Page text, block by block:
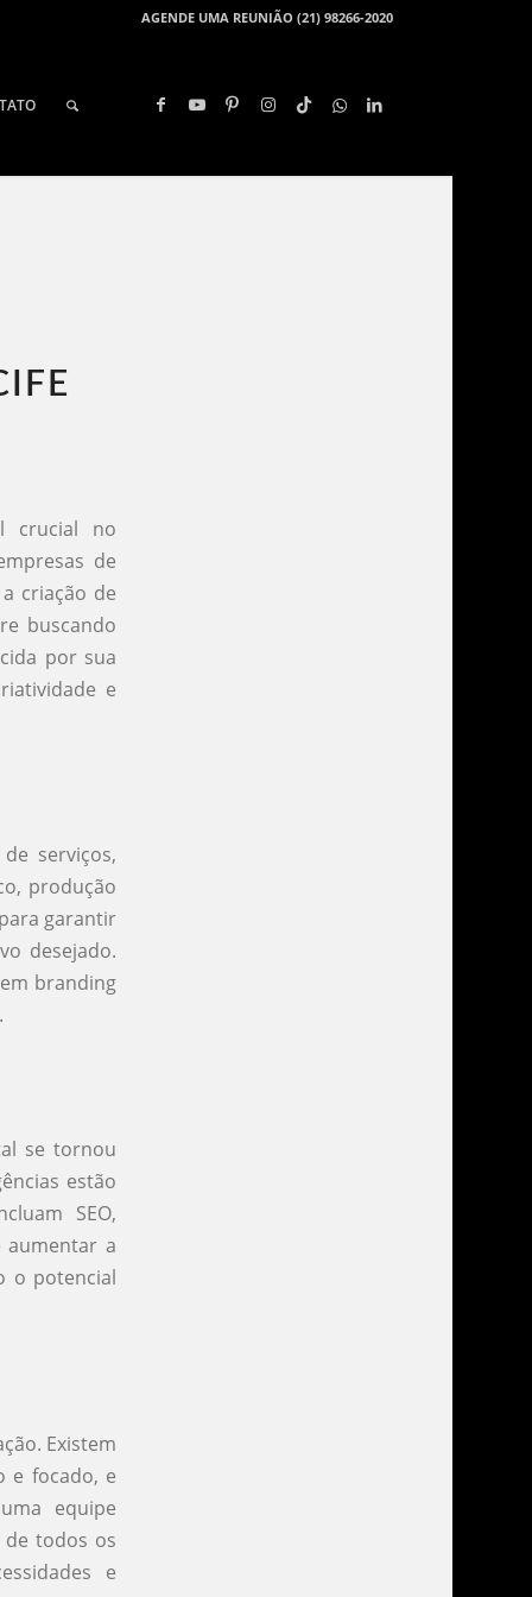
AGENDE UMA REUNIÃO (21) 98266-2020
crucial no
de
criação de
buscando
por sua
e
serviços,
produção
garantir
desejado.
branding
se tornou
estão
SEO,
aumentar a
o potencial
Existem
e focado, e
equipe
de todos os
e